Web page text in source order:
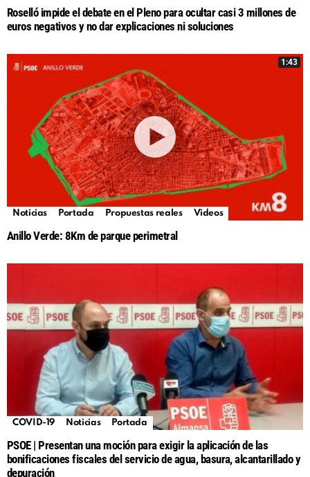
Roselló impide el debate en el Pleno para ocultar casi 3 millones de
euros negativos y no dar explicaciones ni soluciones
1:43
Noticias Portada Propuestas reales Videos
Anillo Verde: 8Km de parque perimetral
COVID-19 Noticias Portada
PSOE | Presentan una moción para exigir la aplicación de las
bonificaciones fiscales del servicio de agua, basura, alcantarillado y
depuración